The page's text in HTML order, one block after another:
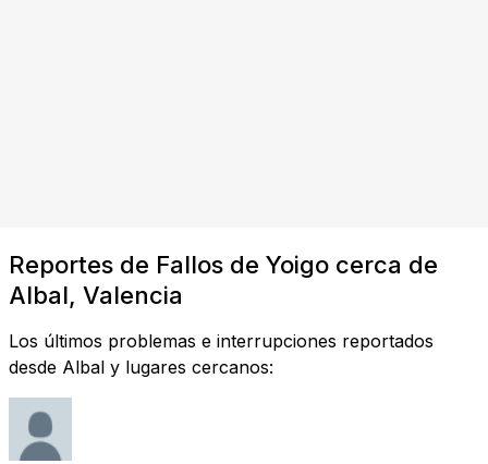
Reportes de Fallos de Yoigo cerca de
Albal, Valencia
Los últimos problemas e interrupciones reportados
desde Albal y lugares cercanos: